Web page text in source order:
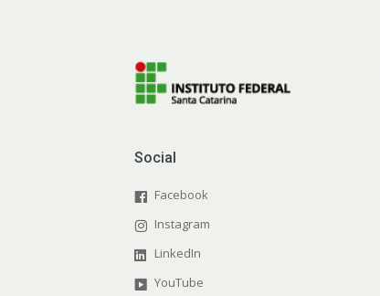
Social
Facebook
Instagram
LinkedIn
YouTube